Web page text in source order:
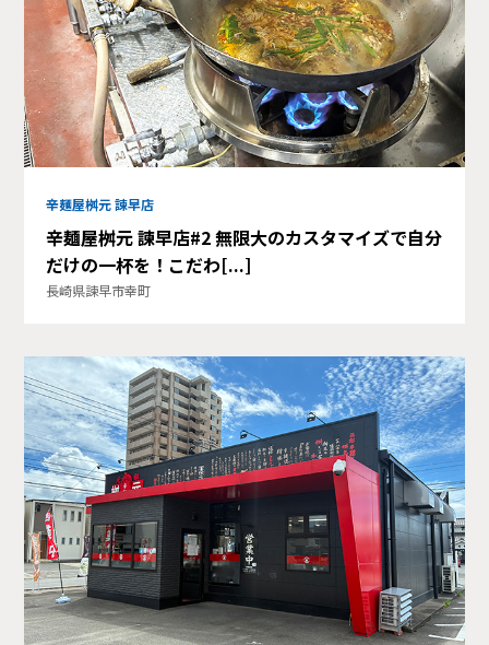
辛麺屋桝元 諫早店
辛麺屋桝元 諫早店#2 無限大のカスタマイズで自分
だけの一杯を！こだわ[...]
長崎県諫早市幸町